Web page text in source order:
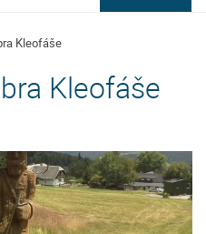
Kleofáše
Kleofáše